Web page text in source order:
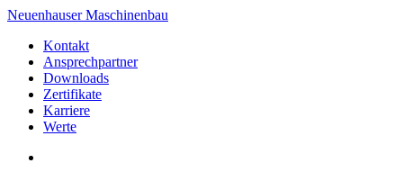
Neuenhauser Maschinenbau
Kontakt
Ansprechpartner
Downloads
Zertifikate
Karriere
Werte